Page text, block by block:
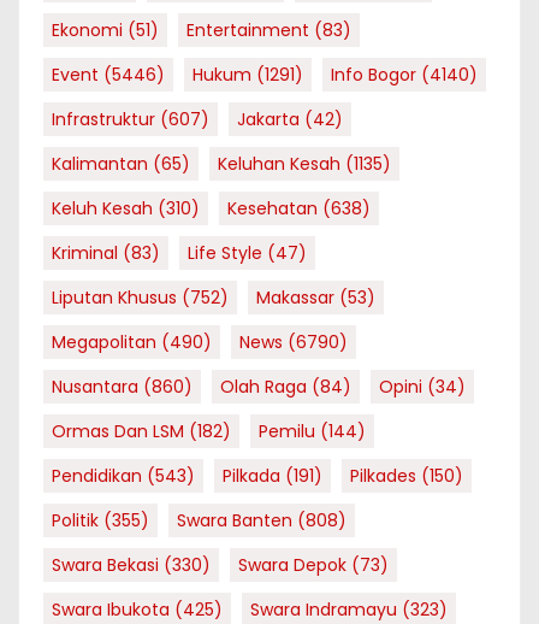
Ekonomi (51) Entertainment (83)
Event (5446) Hukum (1291) Info Bogor (4140)
Infrastruktur (607) Jakarta (42)
Kalimantan (65) Keluhan Kesah (1135)
Keluh Kesah (310) Kesehatan (638)
Kriminal (83) Life Style (47)
Liputan Khusus (752) Makassar (53)
Megapolitan (490) News (6790)
Nusantara (860) Olah Raga (84) Opini (34)
Ormas Dan LSM (182) Pemilu (144)
Pendidikan (543) Pilkada (191) Pilkades (150)
Politik (355) Swara Banten (808)
Swara Bekasi (330) Swara Depok (73)
Swara Ibukota (425) Swara Indramayu (323)